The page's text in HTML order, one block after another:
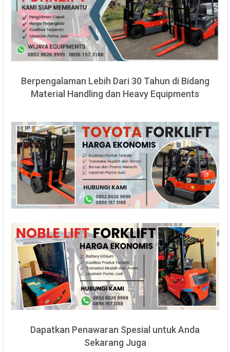
Berpengalaman Lebih Dari 30 Tahun di Bidang
Material Handling dan Heavy Equipments
Dapatkan Penawaran Spesial untuk Anda
Sekarang Juga